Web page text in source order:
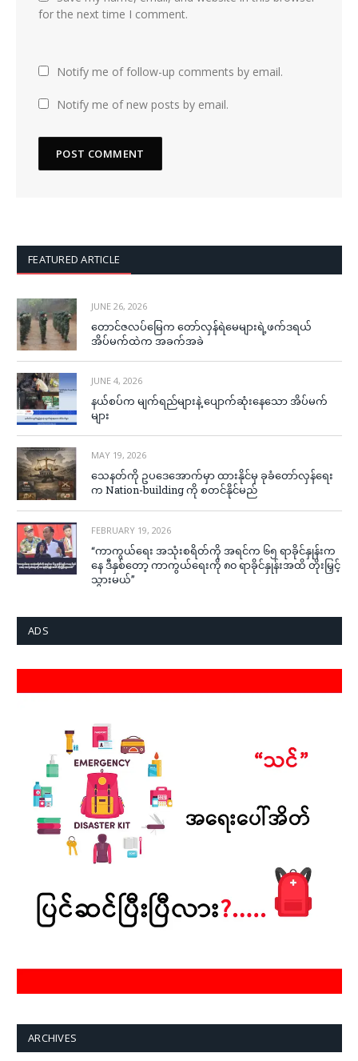
for the next time I comment.
Notify me of follow-up comments by email.
Notify me of new posts by email.
FEATURED ARTICLE
JUNE 26, 2026
တောင်ဇလပ်မြေက တော်လှန်ရဲမေများရဲ့ဖက်ဒရယ်
အိပ်မက်ထဲက အခက်အခဲ
JUNE 4, 2026
နယ်စပ်က မျက်ရည်များနဲ့ ပျောက်ဆုံးနေသော အိပ်မက်
များ
MAY 19, 2026
သေနတ်ကို ဥပဒေအောက်မှာ ထားနိုင်မှ ခုခံတော်လှန်ရေး
က Nation-building ကို စတင်နိုင်မည်
FEBRUARY 19, 2026
“ကာကွယ်ရေး အသုံးစရိတ်ကို အရင်က ၆၅ ရာခိုင်နှုန်းက
နေ ဒီနှစ်တော့ ကာကွယ်ရေးကို ၈၀ ရာခိုင်နှုန်းအထိ တိုးမြှင့်
သွားမယ်”
ADS
ARCHIVES